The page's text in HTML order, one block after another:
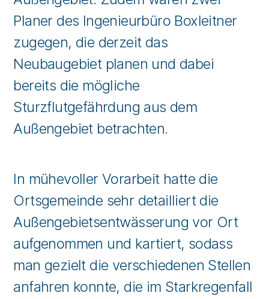
Planer des Ingenieurbüro Boxleitner
zugegen, die derzeit das
Neubaugebiet planen und dabei
bereits die mögliche
Sturzflutgefährdung aus dem
Außengebiet betrachten.
In mühevoller Vorarbeit hatte die
Ortsgemeinde sehr detailliert die
Außengebietsentwässerung vor Ort
aufgenommen und kartiert, sodass
man gezielt die verschiedenen Stellen
anfahren konnte, die im Starkregenfall